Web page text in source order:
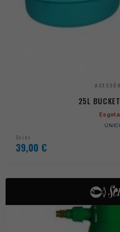
25L
Desde
39,00 €